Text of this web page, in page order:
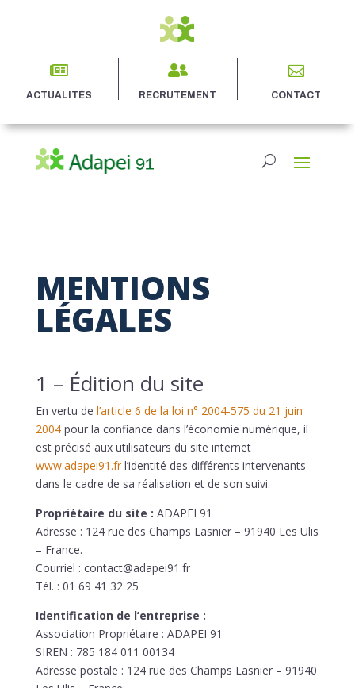

ACTUALITÉS

RECRUTEMENT

CONTACT
MENTIONS
LÉGALES
1 – Édition du site
En vertu de l’article 6 de la loi n° 2004-575 du 21 juin
2004 pour la confiance dans l’économie numérique, il
est précisé aux utilisateurs du site internet
www.adapei91.fr l’identité des différents intervenants
dans le cadre de sa réalisation et de son suivi:
Propriétaire du site : ADAPEI 91
Adresse : 124 rue des Champs Lasnier – 91940 Les Ulis
– France.
Courriel : contact@adapei91.fr
Tél. : 01 69 41 32 25
Identification de l’entreprise :
Association Propriétaire : ADAPEI 91
SIREN : 785 184 011 00134
Adresse postale : 124 rue des Champs Lasnier – 91940